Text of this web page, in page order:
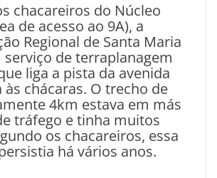
chacareiros do Núcleo
de acesso ao 9A), a
Regional de Santa Maria
de terraplanagem
liga a pista da avenida
às chácaras. O trecho de
4km estava em más
tráfego e tinha muitos
os chacareiros, essa
há vários anos.